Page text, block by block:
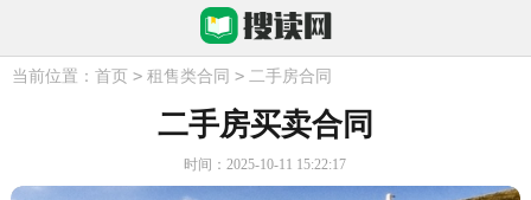
当前位置： 首页 > 租售类合同 > 二手房合同
二手房买卖合同
时间：2025-10-11 15:22:17